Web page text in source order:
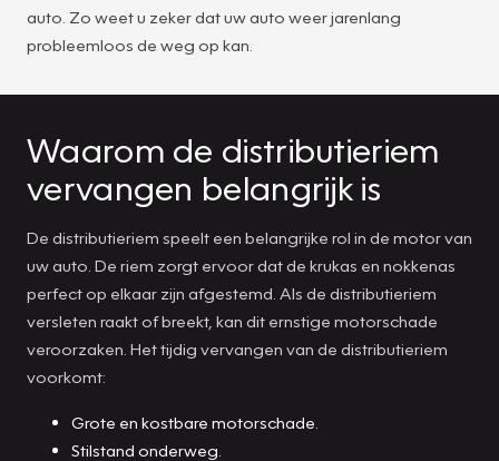
auto. Zo weet u zeker dat uw auto weer jarenlang
probleemloos de weg op kan.
Waarom de distributieriem
vervangen belangrijk is
De distributieriem speelt een belangrijke rol in de motor van
uw auto. De riem zorgt ervoor dat de krukas en nokkenas
perfect op elkaar zijn afgestemd. Als de distributieriem
versleten raakt of breekt, kan dit ernstige motorschade
veroorzaken. Het tijdig vervangen van de distributieriem
voorkomt:
Grote en kostbare motorschade.
Stilstand onderweg.